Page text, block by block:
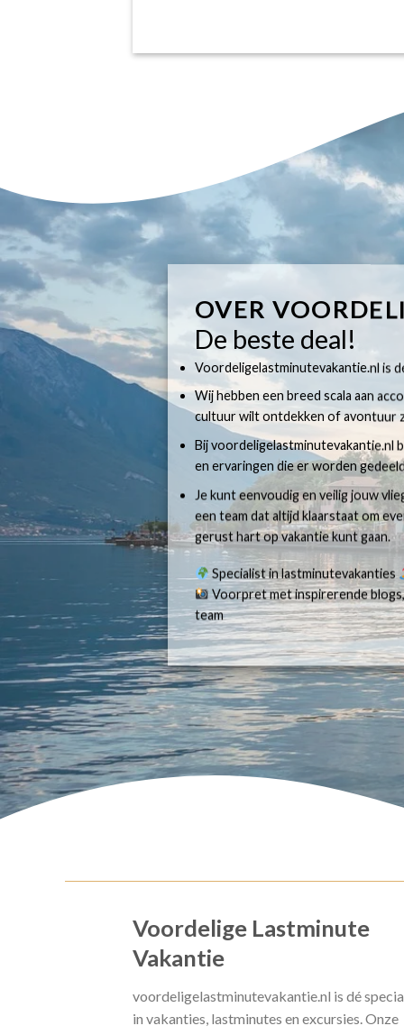
OVER
De beste deal!
Voordeligelastminutevakantie.nl is
Wij hebben een breed scala aan
cultuur wilt ontdekken of avontuur
Bij voordeligelastminutevakantie.nl
en ervaringen die er worden
Je kunt eenvoudig en veilig jouw
een team dat altijd klaarstaat om
gerust hart op vakantie kunt gaan.
Specialist in lastminutevakanties
Voorpret met inspirerende
team
Voordelige Lastminute
Vakantie
voordeligelastminutevakantie.nl is dé
in vakanties, lastminutes en excursies. Onze